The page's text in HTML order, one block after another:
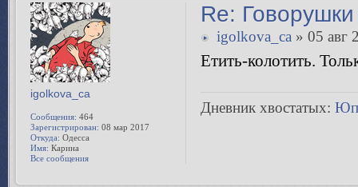
Re:
igolkova_ca » 05 авг
Етить-колотить.
Дневник хвостатых:
igolkova_ca
Сообщения: 464
Зарегистрирован: 08 мар 2017
Откуда: Одесса
Имя: Карина
Все сообщения